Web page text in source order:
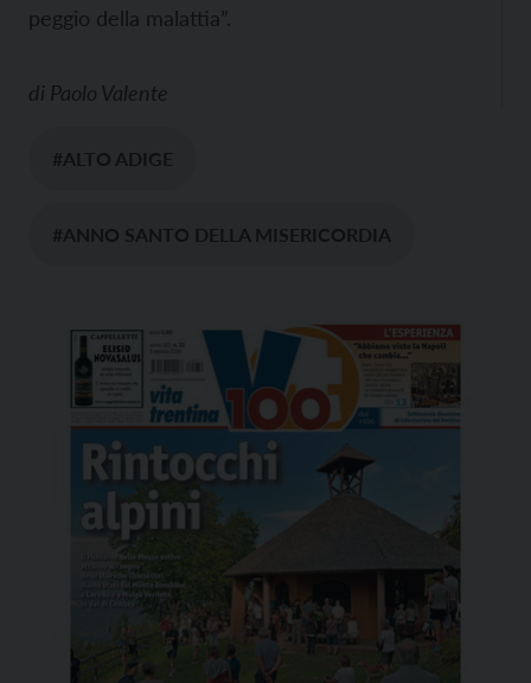
peggio della malattia”.
di Paolo Valente
#ALTO ADIGE
#ANNO SANTO DELLA MISERICORDIA